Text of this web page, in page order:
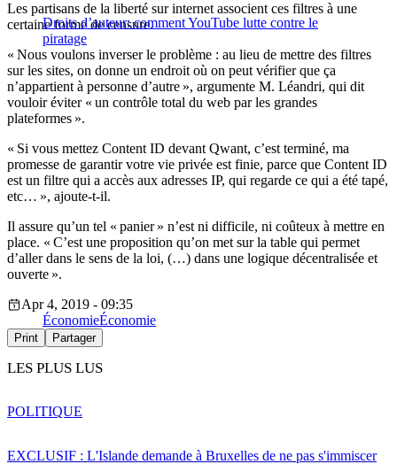
Droits d’auteur: comment YouTube lutte contre le
piratage
Les partisans de la liberté sur internet associent ces filtres à une
certaine forme de censure.
« Nous voulons inverser le problème : au lieu de mettre des filtres
sur les sites, on donne un endroit où on peut vérifier que ça
n’appartient à personne d’autre », argumente M. Léandri, qui dit
vouloir éviter « un contrôle total du web par les grandes
plateformes ».
« Si vous mettez Content ID devant Qwant, c’est terminé, ma
promesse de garantir votre vie privée est finie, parce que Content ID
est un filtre qui a accès aux adresses IP, qui regarde ce qui a été tapé,
etc… », ajoute-t-il.
Il assure qu’un tel « panier » n’est ni difficile, ni coûteux à mettre en
place. « C’est une proposition qu’on met sur la table qui permet
d’aller dans le sens de la loi, (…) dans une logique décentralisée et
ouverte ».
Apr 4, 2019 - 09:35
ÉconomieÉconomie
Print Partager
LES PLUS LUS
EXCLUSIF : L'Islande demande à Bruxelles de ne pas s'immiscer
POLITIQUE